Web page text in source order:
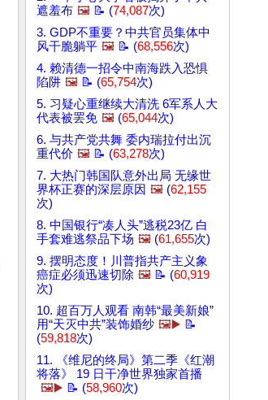
遮羞布 🖼️ 📝 (74,087次)
3. GDP不重要？中共官员集体中
风干脆躺平 🖼️ 📝 (68,556次)
4. 赖清德一招令中南海跌入恐惧
陷阱 🖼️ 📝 (65,754次)
5. 习疑心重继续大清洗 6军系人大
代表被罢免 🖼️ (65,044次)
6. 与共产党共舞 委内瑞拉付出沉
重代价 🖼️ 📝 (63,278次)
7. 大热门韩国队意外出局 无缘世
界杯正赛的深层原因 🖼️ (62,155
次)
8. 中国银行“凑人头”逃税23亿 白
手套难逃祭品下场 🖼️ (61,655次)
9. 摆明态度！川普指共产主义象
癌症必须迅速切除 🖼️ 📝 (60,919
次)
10. 超百万人观看 南韩“最美新娘”
用“天灭中共”装饰婚纱 🖼️▶️ 📝
(59,818次)
11. 《维尼的终局》第二季《红潮
将落》 19 日干净世界独家首播
🖼️▶️ 📝 (58,960次)